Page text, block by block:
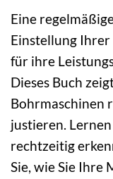
Eine
Einstellung
für ihre
Dieses Buch
Bohrmaschinen
justieren.
rechtzeitig
Sie, wie Sie Ihre